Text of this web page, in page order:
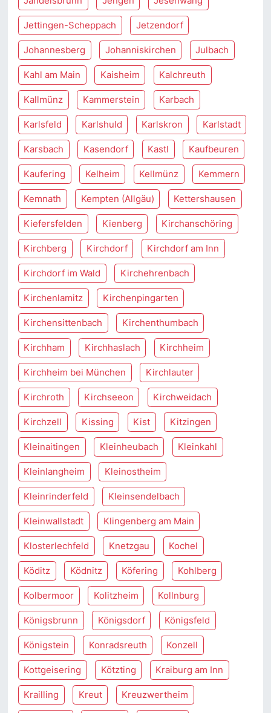
Jettingen-Scheppach Jetzendorf
Johannesberg Johanniskirchen Julbach
Kahl am Main Kaisheim Kalchreuth
Kallmünz Kammerstein Karbach
Karlsfeld Karlshuld Karlskron Karlstadt
Karsbach Kasendorf Kastl Kaufbeuren
Kaufering Kelheim Kellmünz Kemmern
Kemnath Kempten (Allgäu) Kettershausen
Kiefersfelden Kienberg Kirchanschöring
Kirchberg Kirchdorf Kirchdorf am Inn
Kirchdorf im Wald Kirchehrenbach
Kirchenlamitz Kirchenpingarten
Kirchensittenbach Kirchenthumbach
Kirchham Kirchhaslach Kirchheim
Kirchheim bei München Kirchlauter
Kirchroth Kirchseeon Kirchweidach
Kirchzell Kissing Kist Kitzingen
Kleinaitingen Kleinheubach Kleinkahl
Kleinlangheim Kleinostheim
Kleinrinderfeld Kleinsendelbach
Kleinwallstadt Klingenberg am Main
Klosterlechfeld Knetzgau Kochel
Köditz Ködnitz Köfering Kohlberg
Kolbermoor Kolitzheim Kollnburg
Königsbrunn Königsdorf Königsfeld
Königstein Konradsreuth Konzell
Kottgeisering Kötzting Kraiburg am Inn
Krailling Kreut Kreuzwertheim